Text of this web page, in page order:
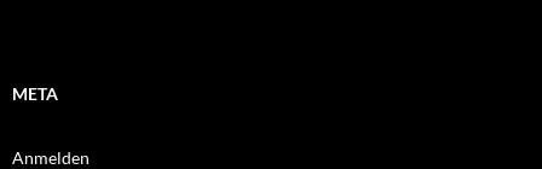
META
Anmelden